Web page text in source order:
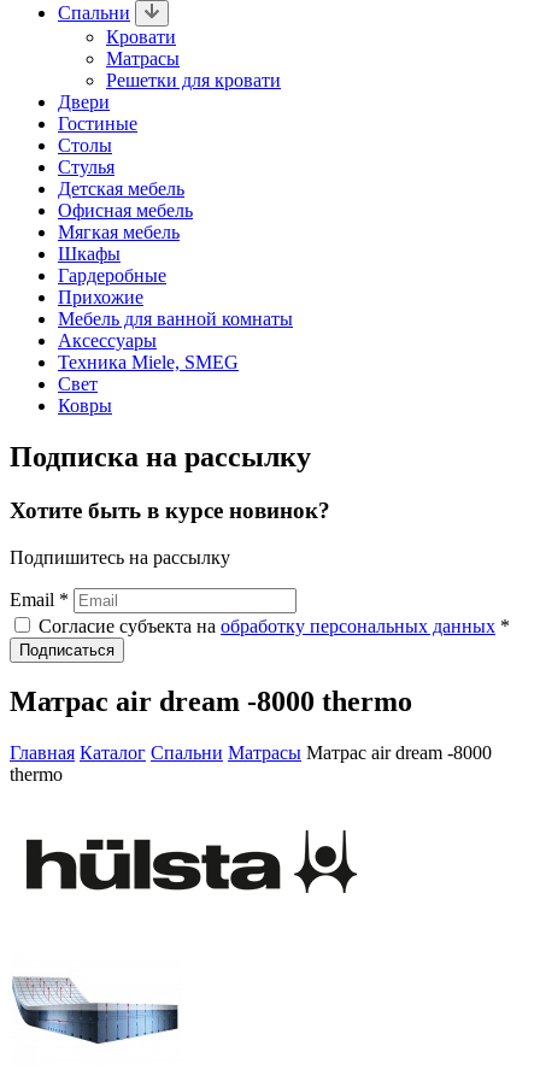
Спальни
Кровати
Матрасы
Решетки для кровати
Двери
Гостиные
Столы
Стулья
Детская мебель
Офисная мебель
Мягкая мебель
Шкафы
Гардеробные
Прихожие
Мебель для ванной комнаты
Аксессуары
Техника Miele, SMEG
Свет
Ковры
Подписка на рассылку
Хотите быть в курсе новинок?
Подпишитесь на рассылку
Email *
Согласие субъекта на обработку персональных данных *
Подписаться
Матрас air dream -8000 thermo
Главная Каталог Спальни Матрасы Матрас air dream -8000
thermo